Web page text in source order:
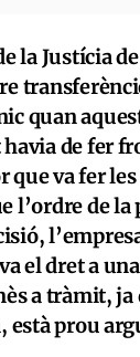
la Justícia
quan
de fer
va fer
l’ordre de
el dret a
a tràmit,
està prou